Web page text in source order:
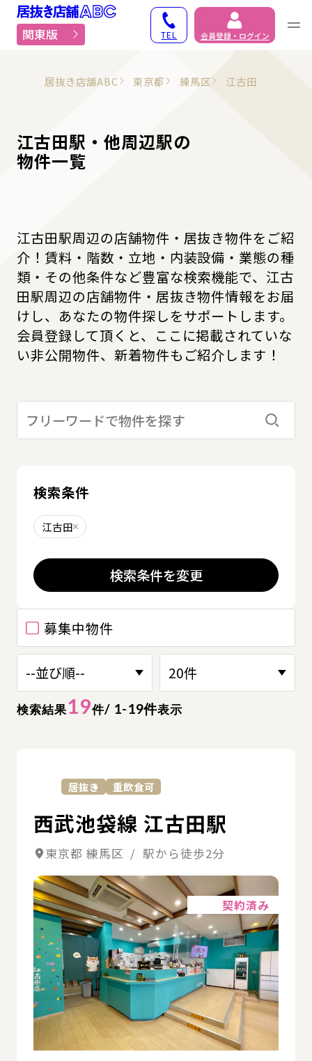
居抜き物件・貸店舗で
関東版 TEL 会員登録・ログイン
居抜き店舗ABC 東京都 練馬区 江古田
江古田駅・他周辺駅の
物件一覧
江古田駅周辺の店舗物件・居抜き物件をご紹
介！賃料・階数・立地・内装設備・業態の種
類・その他条件など豊富な検索機能で、江古
田駅周辺の店舗物件・居抜き物件情報をお届
けし、あなたの物件探しをサポートします。
会員登録して頂くと、ここに掲載されていな
い非公開物件、新着物件もご紹介します！
検索結果19件/ 1-19件表示
募集中物件
居抜き 重飲食可
西武池袋線 江古田駅
東京都 練馬区 / 駅から徒歩2分
契約済み
検索す
検索条件
江古田削除する
検索条件を変更